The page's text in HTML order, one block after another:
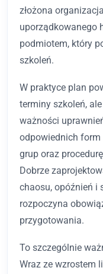
złożona
uporządkowanego
podmiotem, który
szkoleń.
W praktyce plan
terminy szkoleń,
ważności
odpowiednich
grup oraz
Dobrze
chaosu, opóźnień i
rozpoczyna
przygotowania.
To szczególnie
Wraz ze wzrostem